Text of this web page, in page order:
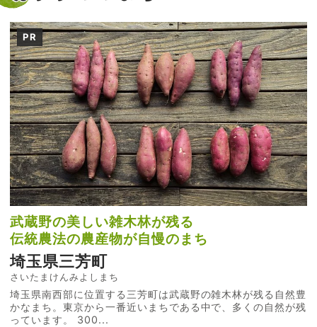
PR
武蔵野の美しい雑木林が残る
伝統農法の農産物が自慢のまち
埼玉県三芳町
さいたまけんみよしまち
埼玉県南西部に位置する三芳町は武蔵野の雑木林が残る自然豊
かなまち。東京から一番近いまちである中で、多くの自然が残
っています。 300...